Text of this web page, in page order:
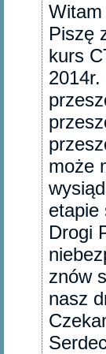
Witam
Piszę
kurs
może
etapie
Drogi
znów
nasz